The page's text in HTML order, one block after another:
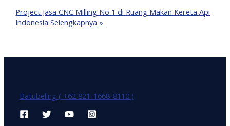
Project Jasa CNC Milling No 1 di Ruang Makan Kereta Api
Indonesia Selengkapnya »
Batubeling ( +62 821-1668-8110 )